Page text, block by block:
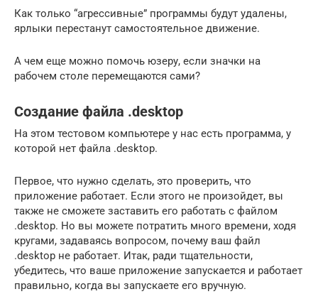
Как только “агрессивные” программы будут удалены,
ярлыки перестанут самостоятельное движение.
А чем еще можно помочь юзеру, если значки на
рабочем столе перемещаются сами?
Создание файла .desktop
На этом тестовом компьютере у нас есть программа, у
которой нет файла .desktop.
Первое, что нужно сделать, это проверить, что
приложение работает. Если этого не произойдет, вы
также не сможете заставить его работать с файлом
.desktop. Но вы можете потратить много времени, ходя
кругами, задаваясь вопросом, почему ваш файл
.desktop не работает. Итак, ради тщательности,
убедитесь, что ваше приложение запускается и работает
правильно, когда вы запускаете его вручную.